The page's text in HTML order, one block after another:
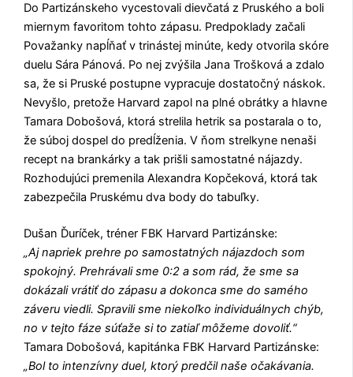
Do Partizánskeho vycestovali dievčatá z Pruského a boli
miernym favoritom tohto zápasu. Predpoklady začali
Považanky napĺňať v trinástej minúte, kedy otvorila skóre
duelu Sára Pánová. Po nej zvýšila Jana Trošková a zdalo
sa, že si Pruské postupne vypracuje dostatočný náskok.
Nevyšlo, pretože Harvard zapol na plné obrátky a hlavne
Tamara Dobošová, ktorá strelila hetrik sa postarala o to,
že súboj dospel do predĺženia. V ňom strelkyne nenaši
recept na brankárky a tak prišli samostatné nájazdy.
Rozhodujúci premenila Alexandra Kopčeková, ktorá tak
zabezpečila Pruskému dva body do tabuľky.
Dušan Ďuríček, tréner FBK Harvard Partizánske:
„Aj napriek prehre po samostatných nájazdoch som
spokojný. Prehrávali sme 0:2 a som rád, že sme sa
dokázali vrátiť do zápasu a dokonca sme do samého
záveru viedli. Spravili sme niekoľko individuálnych chýb,
no v tejto fáze súťaže si to zatiaľ môžeme dovoliť.“
Tamara Dobošová, kapitánka FBK Harvard Partizánske:
„Bol to intenzívny duel, ktorý predčil naše očakávania.